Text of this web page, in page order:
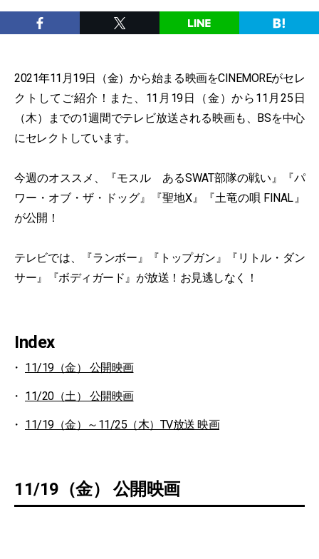
2021年11月19日（金）から始まる映画をCINEMOREがセレ
クトしてご紹介！また、11月19日（金）から11月25日
（木）までの1週間でテレビ放送される映画も、BSを中心
にセレクトしています。
今週のオススメ、『モスル あるSWAT部隊の戦い』『パ
ワー・オブ・ザ・ドッグ』『聖地X』『土竜の唄 FINAL』
が公開！
テレビでは、『ランボー』『トップガン』『リトル・ダン
サー』『ボディガード』が放送！お見逃しなく！
Index
11/19（金） 公開映画
11/20（土） 公開映画
11/19（金）～11/25（木）TV放送 映画
11/19（金） 公開映画